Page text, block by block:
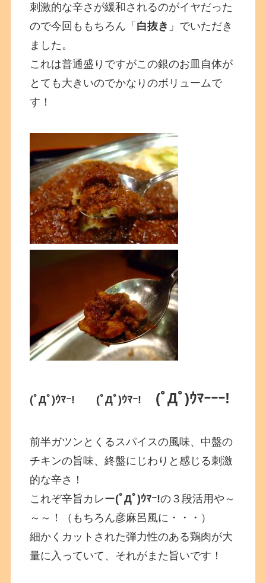
刺激的な辛さが緩和されるのがイヤだった
ので今回ももちろん「 白抜き 」でいただき
ました。
これは普通盛りですがこの銀のお皿自体が
とても大きいのでかなりのボリュームで
す！
(ﾟДﾟ)ｳﾏｰ! (ﾟДﾟ)ｳﾏｰ! (ﾟДﾟ)ｳﾏｰｰｰ!
前半ガツンとくるスパイスの風味、中盤の
チキンの旨味、終盤にじわりと感じる刺激
的な辛さ！
これぞ辛旨カレー(ﾟДﾟ)ｳﾏｰ!の３段活用や～
～～！（もちろん彦麻呂風に・・・）
細かくカットされた弾力性のある鶏肉が大
量に入っていて、それがまた旨いです！